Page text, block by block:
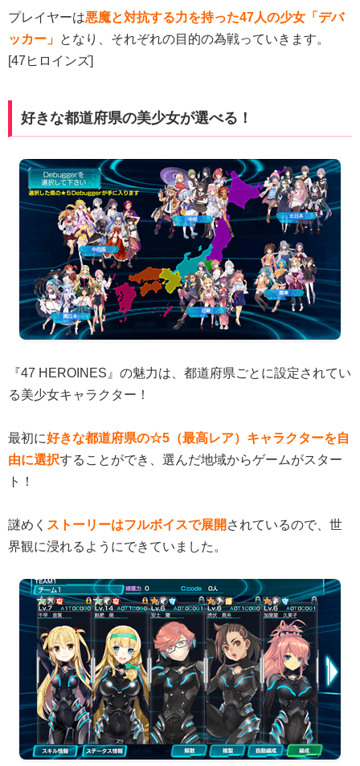
プレイヤーは悪魔と対抗する力を持った47人の少女「デバ
ッカー」 となり、それぞれの目的の為戦っていきます。
[47ヒロインズ]
好きな都道府県の美少女が選べる！
『47 HEROINES』の魅力は、都道府県ごとに設定されてい
る美少女キャラクター！
最初に好きな都道府県の☆5（最高レア）キャラクターを自
由に選択することができ、選んだ地域からゲームがスター
ト！
謎めく ストーリーはフルボイスで展開 されているので、世
界観に浸れるようにできていました。